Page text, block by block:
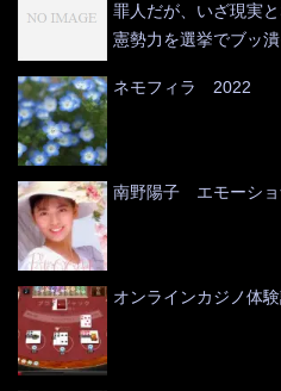
罪人だが、いざ現実
憲勢力を選挙でブッ潰
ネモフィラ 2022
南野陽子 エモーシ
オンラインカジノ体